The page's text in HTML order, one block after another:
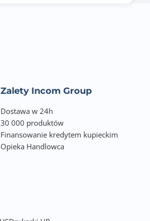
Zalety Incom Group
Dostawa w 24h
30 000 produktów
Finansowanie kredytem kupieckim
Opieka Handlowca